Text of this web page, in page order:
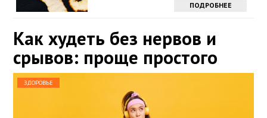
ПОДРОБНЕЕ
Как худеть без нервов и
срывов: проще простого
ЗДОРОВЬЕ